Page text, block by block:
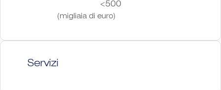
<500
(migliaia di euro)
Servizi